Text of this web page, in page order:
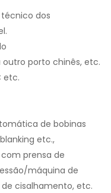
dos
outro porto chinês, etc.
etc.
de bobinas
etc.,
prensa de
máquina de
cisalhamento, etc.